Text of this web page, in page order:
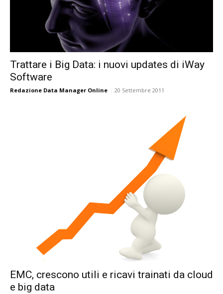
Trattare i Big Data: i nuovi updates di iWay
Software
Redazione Data Manager Online - 20 Settembre 2011
EMC, crescono utili e ricavi trainati da cloud
e big data